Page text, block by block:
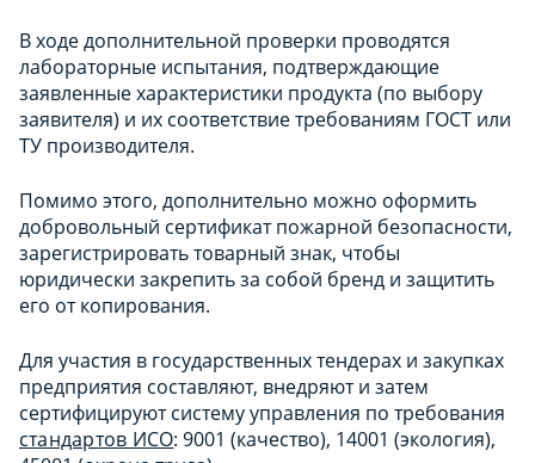
В ходе дополнительной проверки проводятся
лабораторные испытания, подтверждающие
заявленные характеристики продукта (по выбору
заявителя) и их соответствие требованиям ГОСТ или
ТУ производителя.​
Помимо этого, дополнительно можно оформить
добровольный сертификат пожарной безопасности,
зарегистрировать товарный знак, чтобы
юридически закрепить за собой бренд и защитить
его от копирования.
Для участия в государственных тендерах и закупках
предприятия составляют, внедряют и затем
сертифицируют систему управления по требования
стандартов ИСО: 9001 (качество), 14001 (экология),